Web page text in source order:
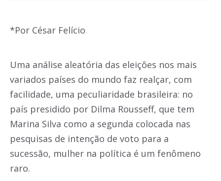
*Por César Felício
Uma análise aleatória das eleições nos mais
variados países do mundo faz realçar, com
facilidade, uma peculiaridade brasileira: no
país presidido por Dilma Rousseff, que tem
Marina Silva como a segunda colocada nas
pesquisas de intenção de voto para a
sucessão, mulher na política é um fenômeno
raro.